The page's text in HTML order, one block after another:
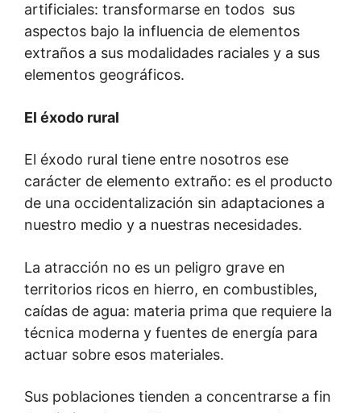
artificiales: transformarse en todos sus
aspectos bajo la influencia de elementos
extraños a sus modalidades raciales y a sus
elementos geográficos.
El éxodo rural
El éxodo rural tiene entre nosotros ese
carácter de elemento extraño: es el producto
de una occidentalización sin adaptaciones a
nuestro medio y a nuestras necesidades.
La atracción no es un peligro grave en
territorios ricos en hierro, en combustibles,
caídas de agua: materia prima que requiere la
técnica moderna y fuentes de energía para
actuar sobre esos materiales.
Sus poblaciones tienden a concentrarse a fin